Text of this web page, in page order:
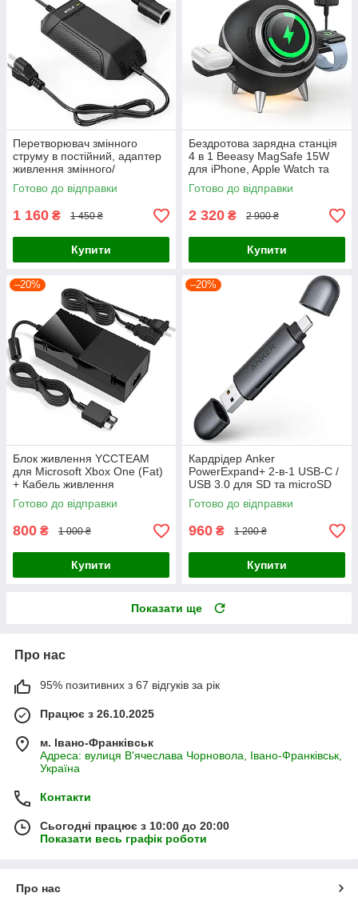
Перетворювач змінного
струму в постійний, адаптер
живлення змінного/
постійного струму 12 В 15 А
180 Вт
Готово до відправки
1 160 ₴ 1 450 ₴
Купити
Бездротова зарядна станція
4 в 1 Beeasy MagSafe 15W
для iPhone, Apple Watch та
AirPods, Чорна
Готово до відправки
2 320 ₴ 2 900 ₴
Купити
–20%
Блок живлення YCCTEAM
для Microsoft Xbox One (Fat)
+ Кабель живлення
Готово до відправки
800 ₴ 1 000 ₴
Купити
–20%
Кардрідер Anker
PowerExpand+ 2-в-1 USB-C /
USB 3.0 для SD та microSD
карт пам'яті (Space Gray)
Готово до відправки
960 ₴ 1 200 ₴
Купити
Показати ще
Про нас
95% позитивних з 67 відгуків за рік
Працює з 26.10.2025
м. Івано-Франківськ
Адреса: вулиця В'ячеслава Чорновола, Івано-Франківськ,
Україна
Контакти
Сьогодні працює з 10:00 до 20:00
Показати весь графік роботи
Про нас